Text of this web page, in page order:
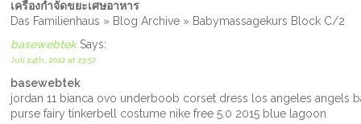
เครื่องกำจัดขยะเศษอาหาร
Das Familienhaus » Blog Archive » Babymassagekurs Block C/2
basewebtekSays:
Juli 24th, 2022 at 23:57
basewebtek
jordan 11 bianca ovo underboob corset dress los angeles angels
purse fairy tinkerbell costume nike free 5.0 2015 blue lagoon